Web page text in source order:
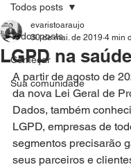
Todos posts
Começar
Sua comunidade
Todos posts
LGPD na saúde
evaristoaraujo
30 de mai. de 2019 4 min
A partir de agosto de
da nova Lei Geral de
Dados, também
LGPD, empresas de
segmentos precisarão
seus parceiros e